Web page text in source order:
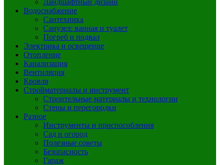
Ландшафтный дизайн
Водоснабжение
Сантехника
Санузел: ванная и туалет
Погреб и подвал
Электрика и освещение
Отопление
Канализация
Вентиляция
Кровля
Стройматериалы и инструмент
Строительные материалы и технологии
Стены и перегородки
Разное
Инструменты и приспособления
Сад и огород
Полезные советы
Безопасность
Гараж